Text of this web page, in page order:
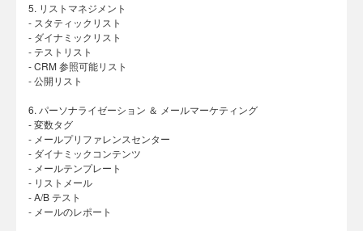
5. リストマネジメント
- スタティックリスト
- ダイナミックリスト
- テストリスト
- CRM 参照可能リスト
- 公開リスト
6. パーソナライゼーション ＆ メールマーケティング
- 変数タグ
- メールプリファレンスセンター
- ダイナミックコンテンツ
- メールテンプレート
- リストメール
- A/B テスト
- メールのレポート